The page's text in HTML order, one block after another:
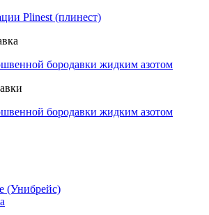
Plinest (плинест)
бородавки жидким азотом
бородавки жидким азотом
(Унибрейс)